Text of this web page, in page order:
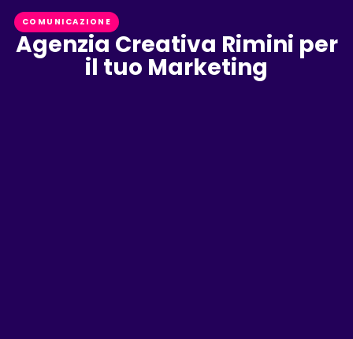
COMUNICAZIONE
Agenzia Creativa Rimini per
il tuo Marketing